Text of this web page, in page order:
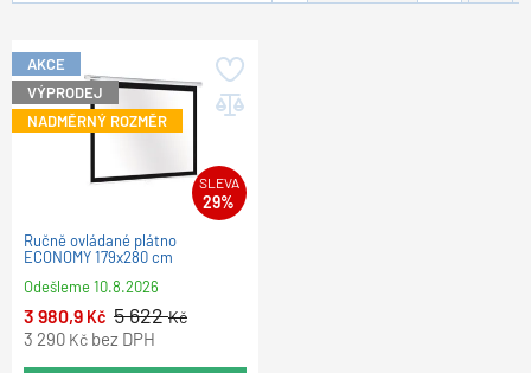
AKCE
VÝPRODEJ
NADMĚRNÝ ROZMĚR
SLEVA
29%
Ručně ovládané plátno
ECONOMY 179x280 cm
Odešleme10.8.2026
3 980,9 Kč 5 622Kč
3 290 Kč bez DPH